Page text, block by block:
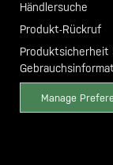
Händlersuche
Produkt-Rückruf
Produktsicherheit
Manage